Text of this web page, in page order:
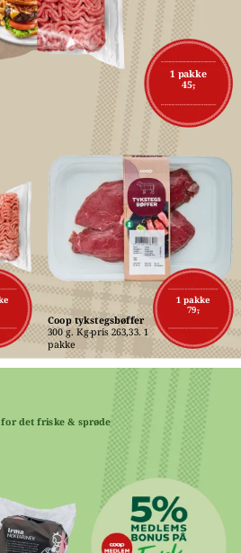
1 pakke
45,-
1 pakke
79,-
Coop tykstegsbøffer
300 g. Kg-pris 263,33. 1
pakke
for det friske & sprøde